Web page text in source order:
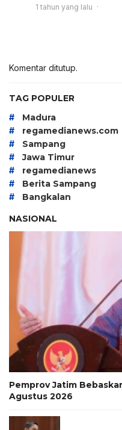
1 tahun yang lalu
Komentar ditutup.
TAG POPULER
# Madura
# regamedianews.com
# Sampang
# Jawa Timur
# regamedianews
# Berita Sampang
#
Bangkalan
NASIONAL
Pemprov Jatim
Agustus 2026